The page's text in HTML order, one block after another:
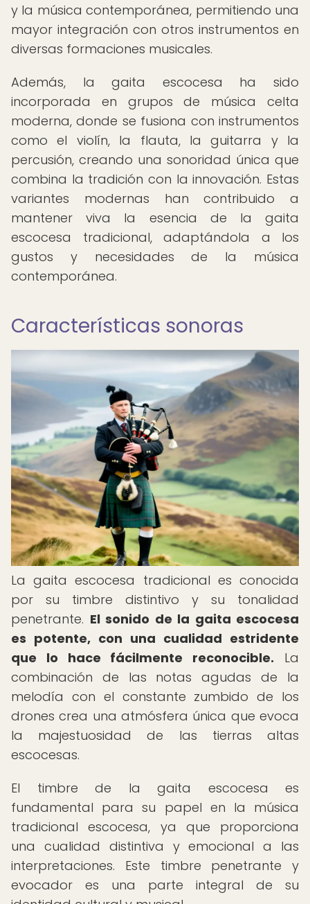
y la música contemporánea, permitiendo una
mayor integración con otros instrumentos en
diversas formaciones musicales.
Además, la gaita escocesa ha sido
incorporada en grupos de música celta
moderna, donde se fusiona con instrumentos
como el violín, la flauta, la guitarra y la
percusión, creando una sonoridad única que
combina la tradición con la innovación. Estas
variantes modernas han contribuido a
mantener viva la esencia de la gaita
escocesa tradicional, adaptándola a los
gustos y necesidades de la música
contemporánea.
Características sonoras
La gaita escocesa tradicional es conocida
por su timbre distintivo y su tonalidad
penetrante. El sonido de la gaita escocesa
es potente, con una cualidad estridente
que lo hace fácilmente reconocible. La
combinación de las notas agudas de la
melodía con el constante zumbido de los
drones crea una atmósfera única que evoca
la majestuosidad de las tierras altas
escocesas.
El timbre de la gaita escocesa es
fundamental para su papel en la música
tradicional escocesa, ya que proporciona
una cualidad distintiva y emocional a las
interpretaciones. Este timbre penetrante y
evocador es una parte integral de su